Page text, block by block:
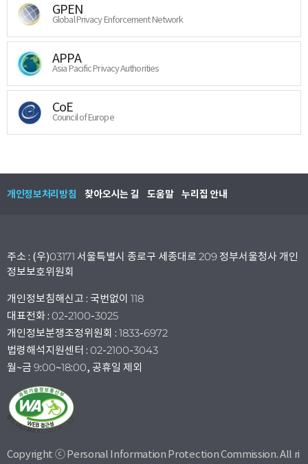
GPEN
Global Privacy Enforcement Network
APPA
Asia Pacific Privacy Authorities
CoE
Council of Europe
개인정보처리방침 찾아오시는 길 도움말 누리집 안내
주소 : (우)03171 서울특별시 종로구 세종대로 209 정부서울청사 개인
정보보호위원회
개인정보침해신고 : 국번없이 118
대표전화 : 02-2100-3025
개인정보분쟁조정위원회 : 1833-6972
법령해석지원센터 : 02-2100-3043
월~금 9:00~18:00, 공휴일 제외
Copyright ⓒ Personal Information Protection Commission. All ri